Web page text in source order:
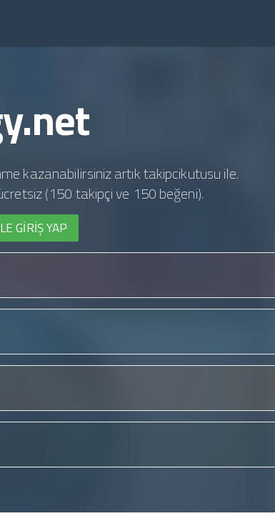
kazanabilirsiniz artık takipcikutusu ile.
(150 takipçi ve 150 beğeni).
GIRIŞ YAP